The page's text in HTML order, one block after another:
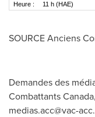
Heure : 11 h (HAE)
SOURCE Anciens
Demandes des
Combattants
medias.acc@vac-